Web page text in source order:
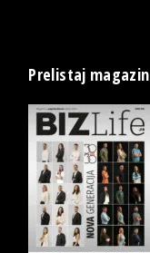
Prelistaj magazin